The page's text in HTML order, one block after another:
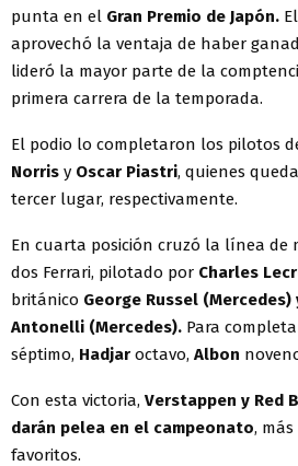
punta en el Gran Premio de Japón.
aprovechó la ventaja de haber
lideró la mayor parte de la
primera carrera de la temporada.
El podio lo completaron los pilotos
Norris y Oscar Piastri, quienes
tercer lugar, respectivamente.
En cuarta posición cruzó la línea de
dos Ferrari, pilotado por Charles
británico George Russel
Antonelli (Mercedes). Para
séptimo, Hadjar octavo, Albon
Con esta victoria, Verstappen y Red
darán pelea en el campeonato,
favoritos.